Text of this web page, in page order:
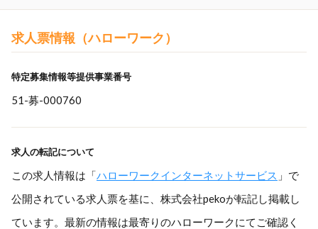
求人票情報（ハローワーク）
特定募集情報等提供事業番号
51-募-000760
求人の転記について
この求人情報は「ハローワークインターネットサービス 」で
公開されている求人票を基に、株式会社pekoが転記し掲載し
ています。最新の情報は最寄りのハローワークにてご確認く